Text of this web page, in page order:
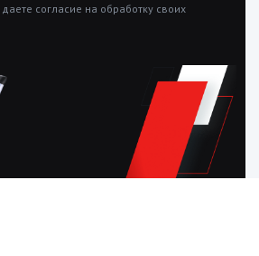
согласие на обработку своих